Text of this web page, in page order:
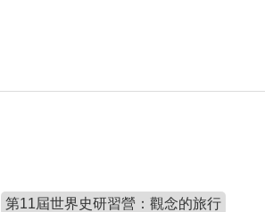
第11屆世界史研習營：觀念的旅行